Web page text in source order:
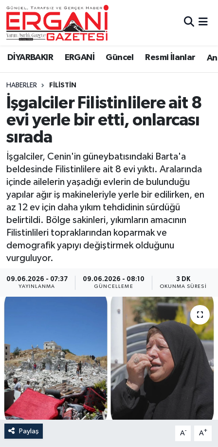
DİYARBAKIR ERGANİ Güncel Resmi İlanlar
HABERLER FILISTIN
İşgalciler Filistinlilere ait 8
evi yerle bir etti, onlarcası
sırada
İşgalciler, Cenin'in güneybatısındaki Barta'a
beldesinde Filistinlilere ait 8 evi yıktı. Aralarında
içinde ailelerin yaşadığı evlerin de bulunduğu
yapılar ağır iş makineleriyle yerle bir edilirken, en
az 12 ev için daha yıkım tehdidinin sürdüğü
belirtildi. Bölge sakinleri, yıkımların amacının
Filistinlileri topraklarından koparmak ve
demografik yapıyı değiştirmek olduğunu
vurguluyor.
09.06.2026 - 07:37
YAYINLANMA
09.06.2026 - 08:10
GÜNCELLEME
3 DK
OKUNMA SÜRESI
Paylaş A- A+
DİYARBAKIR
BİSMİL
BAĞLAR
ERGANİ
Güncel
Eği̇ti̇m
Resmi İlanlar
Sağlık
Si̇yaset
Spor
Yaşam
Anali̇z
Bi̇li̇m & Teknoloji̇
Ergani Nöbetçi Eczaneler
Ergani Hava Durumu
Ergani Trafik Yoğunluk Haritası
Süper Lig Puan Durumu ve Fikstür
Tüm Manşetler
Son Dakika Haberleri
Haber Arşivi